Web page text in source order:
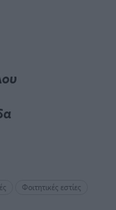
Φοιτητικές εστίες